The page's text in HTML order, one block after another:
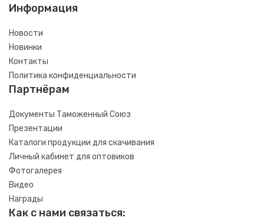
Информация
Новости
Новинки
Контакты
Политика конфиденциальности
Партнёрам
Документы Таможенный Союз
Презентации
Каталоги продукции для скачивания
Личный кабинет для оптовиков
Фотогалерея
Видео
Награды
Как с нами связаться: